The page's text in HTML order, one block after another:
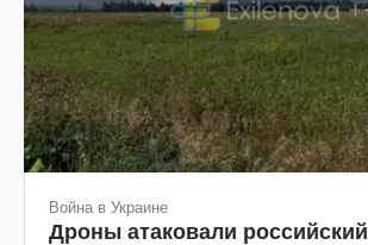
Война в Украине
Дроны атаковали российский